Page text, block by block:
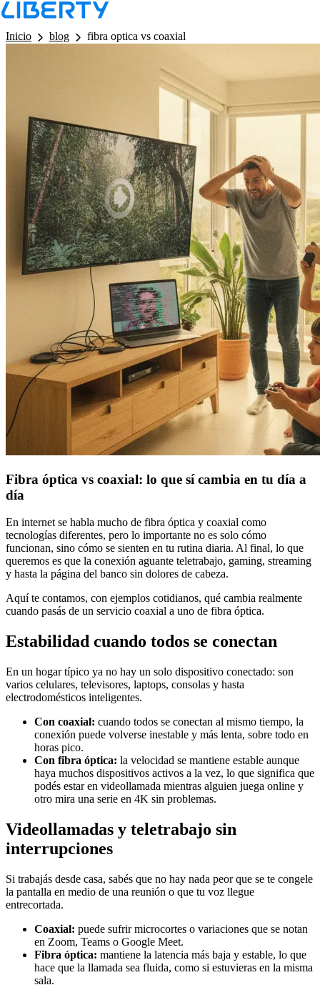
LB - Barra de Navegacion
Inicio
blog fibra optica vs coaxial
Fibra óptica vs coaxial: lo que sí cambia en tu día a
día
En internet se habla mucho de fibra óptica y coaxial como
tecnologías diferentes, pero lo importante no es solo cómo
funcionan, sino cómo se sienten en tu rutina diaria. Al final, lo que
queremos es que la conexión aguante teletrabajo, gaming, streaming
y hasta la página del banco sin dolores de cabeza.
Aquí te contamos, con ejemplos cotidianos, qué cambia realmente
cuando pasás de un servicio coaxial a uno de fibra óptica.
Estabilidad cuando todos se conectan
En un hogar típico ya no hay un solo dispositivo conectado: son
varios celulares, televisores, laptops, consolas y hasta
electrodomésticos inteligentes.
Con coaxial: cuando todos se conectan al mismo tiempo, la
conexión puede volverse inestable y más lenta, sobre todo en
horas pico.
Con fibra óptica: la velocidad se mantiene estable aunque
haya muchos dispositivos activos a la vez, lo que significa que
podés estar en videollamada mientras alguien juega online y
otro mira una serie en 4K sin problemas.
Videollamadas y teletrabajo sin
interrupciones
Si trabajás desde casa, sabés que no hay nada peor que se te congele
la pantalla en medio de una reunión o que tu voz llegue
entrecortada.
Coaxial: puede sufrir microcortes o variaciones que se notan
en Zoom, Teams o Google Meet.
Fibra óptica: mantiene la latencia más baja y estable, lo que
hace que la llamada sea fluida, como si estuvieras en la misma
sala.